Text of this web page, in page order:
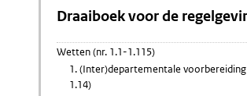
Draaiboek voor de
Wetten (nr. 1.1-1.115)
1. (Inter)departementale voorbereiding
1.14)